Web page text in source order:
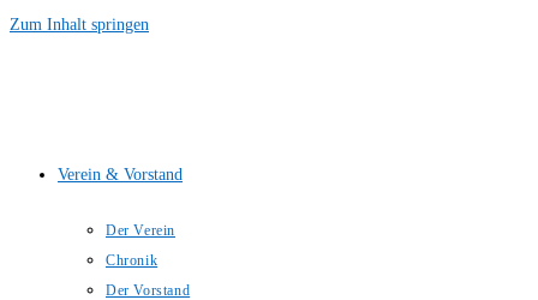
Zum Inhalt springen
Verein & Vorstand
Der Verein
Chronik
Der Vorstand